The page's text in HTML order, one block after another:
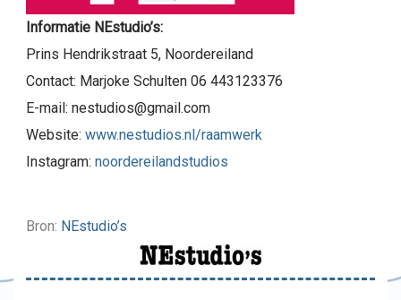
Informatie NEstudio’s:
Prins Hendrikstraat 5, Noordereiland
Contact: Marjoke Schulten 06 443123376
E-mail: nestudios@gmail.com
Website: www.nestudios.nl/raamwerk
Instagram: noordereilandstudios
Bron: NEstudio’s